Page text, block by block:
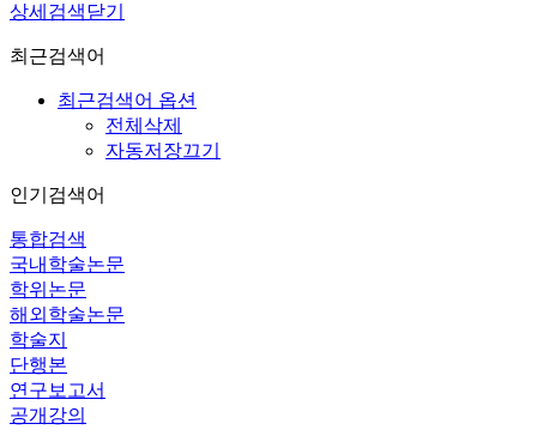
상세검색닫기
최근검색어
최근검색어 옵션
전체삭제
자동저장끄기
인기검색어
통합검색
국내학술논문
학위논문
해외학술논문
학술지
단행본
연구보고서
공개강의